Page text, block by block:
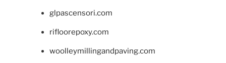
glpascensori.com
rifloorepoxy.com
woolleymillingandpaving.com